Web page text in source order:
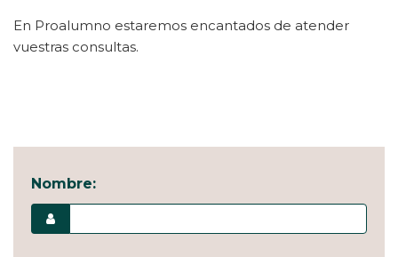
En Proalumno estaremos encantados de atender
vuestras consultas.
Nombre: